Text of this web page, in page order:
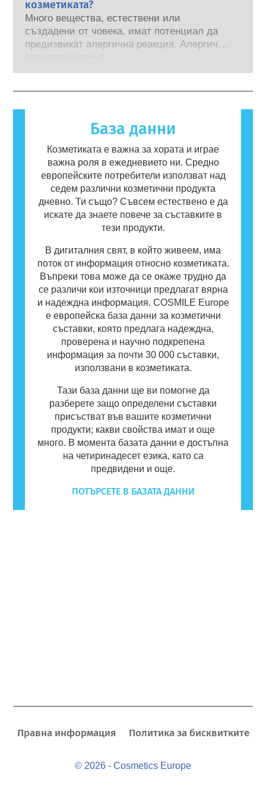
ендокринната система. Строгите оценки на
безопасността на продуктите от
квалифицирани научни експерти, които
компаниите са задължени по закон да
научноизследователска и развойна
дейност, за да бъде пионер в
алтернативите на инструментите за
тестване върху животни за оценка на
продукти.
козметиката?
Много вещества, естествени или
създадени от човека, имат потенциал да
предизвикат алергична реакция. Алергична
за лична хигиена могат да съдържат
съставки, които могат да бъдат алергични
за някои хора. Това не означава, че
продуктът не е безопасен за употреба от
други потребители.
База данни
Козметиката е важна за хората и играе
важна роля в ежедневието ни. Средно
европейските потребители използват над
седем различни козметични продукта
дневно. Ти също? Съвсем естествено е да
искате да знаете повече за съставките в
тези продукти.
В дигиталния свят, в който живеем, има
поток от информация относно козметиката.
Въпреки това може да се окаже трудно да
се различи кои източници предлагат вярна
и надеждна информация. COSMILE Europe
е европейска база данни за козметични
съставки, която предлага надеждна,
проверена и научно подкрепена
информация за почти 30 000 съставки,
използвани в козметиката.
Тази база данни ще ви помогне да
разберете защо определени съставки
присъстват във вашите козметични
продукти; какви свойства имат и още
много. В момента базата данни е достъпна
на четиринадесет езика, като са
предвидени и още.
ПОТЪРСЕТЕ В БАЗАТА ДАННИ
Правна информация Политика за бисквитките
© 2026 - Cosmetics Europe